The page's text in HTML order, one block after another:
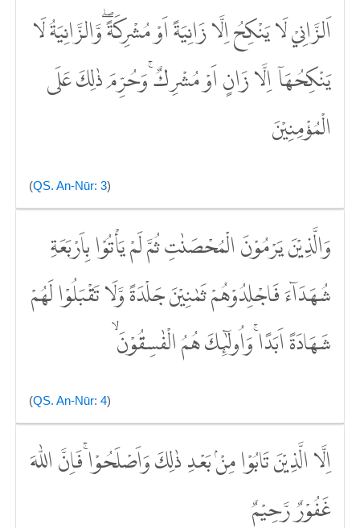
اَلزَّانِيْ لَا يَنْكِحُ اِلَّا زَانِيَةً اَوْ مُشْرِكَةً ۖوَّالزَّانِيَةُ لَا
يَنْكِحُهَآ اِلَّا زَانٍ اَوْ مُشْرِكٌۚ وَحُرِّمَ ذٰلِكَ عَلَى
الْمُؤْمِنِيْنَ
(QS. An-Nūr: 3)
وَالَّذِيْنَ يَرْمُوْنَ الْمُحْصَنٰتِ ثُمَّ لَمْ يَأْتُوْا بِاَرْبَعَةِ
شُهَدَاۤءَ فَاجْلِدُوْهُمْ ثَمٰنِيْنَ جَلْدَةً وَّلَا تَقْبَلُوْا لَهُمْ
شَهَادَةً اَبَدًاۚ وَاُولٰۤىِٕكَ هُمُ الْفٰسِقُوْنَ ۙ
(QS. An-Nūr: 4)
اِلَّا الَّذِيْنَ تَابُوْا مِنْۢ بَعْدِ ذٰلِكَ وَاَصْلَحُوْاۚ فَاِنَّ اللّٰهَ
غَفُوْرٌ رَّحِيْمٌ